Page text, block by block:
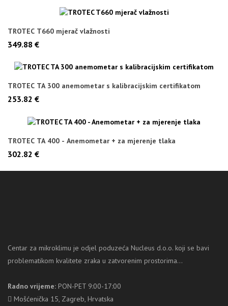
TROTEC T660 mjerač vlažnosti
349.88 €
TROTEC TA 300 anemometar s kalibracijskim certifikatom
253.82 €
TROTEC TA 400 - Anemometar + za mjerenje tlaka
302.82 €
Centar za mikroklimu je odjel poduzeća Nucleus d.o.o. koji se bavi
problematikom kvalitete zraka u zatvorenim prostorima...
Radno vrijeme: PON-PET 9:00-17:00
Mošćenička 15, Zagreb, Hrvatska